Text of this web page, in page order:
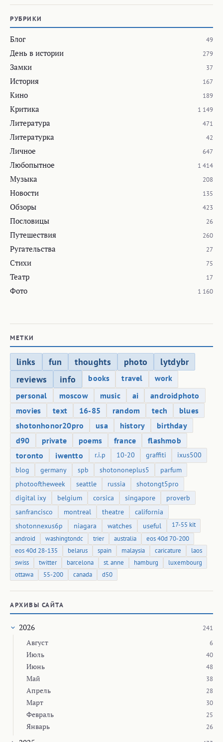
РУБРИКИ
Блог 49
День в истории 279
Замки 37
История 167
Кино 189
Критика 1 149
Литература 471
Литературка 42
Личное 647
Любопытное 1 414
Музыка 208
Новости 135
Обзоры 423
Пословицы 26
Путешествия 260
Ругательства 27
Стихи 75
Театр 17
Фото 1 160
МЕТКИ
links fun thoughts photo
lytdybr
reviews
info books travel
work
personal
moscow music ai
androidphoto
movies
text 16-85 random tech
blues
shotonhonor20pro
usa history
birthday
d90
private poems france
flashmob
toronto
iwentto r.i.p 10-20 graffiti
ixus500
blog
germany spb shotononeplus5
parfum
photooftheweek
seattle russia
shotongt5pro
digital ixy
belgium corsica singapore
proverb
sanfrancisco
montreal theatre
california
shotonnexus6p
niagara watches useful
17-55 kit
android
washingtondc trier australia
eos 40d 70-200
eos 40d 28-135
belarus spain malaysia caricature
laos
swiss
twitter barcelona st. anne hamburg
luxembourg
ottawa
55-200 canada d50
АРХИВЫ САЙТА
2026 241
Август 6
Июль 40
Июнь 48
Май 38
Апрель 28
Март 30
Февраль 25
Январь 26